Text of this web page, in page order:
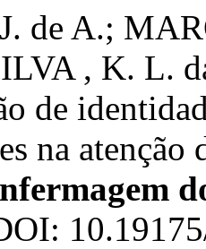
de A.;
, K. L.
de
na